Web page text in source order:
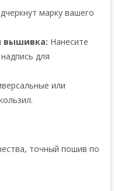
марку вашего
вышивка: Нанесите
для
или
точный пошив по